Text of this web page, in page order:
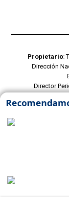
Propietario:
Dirección
Director